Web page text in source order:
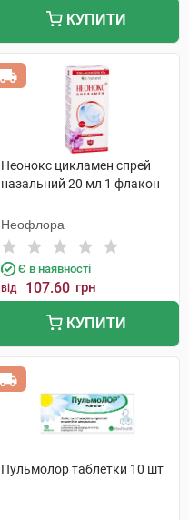
КУПИТИ
Неонокс цикламен спрей
назальний 20 мл 1 флакон
Неофлора
Є в наявності
від 107.60 грн
КУПИТИ
Пульмолор таблетки 10 шт